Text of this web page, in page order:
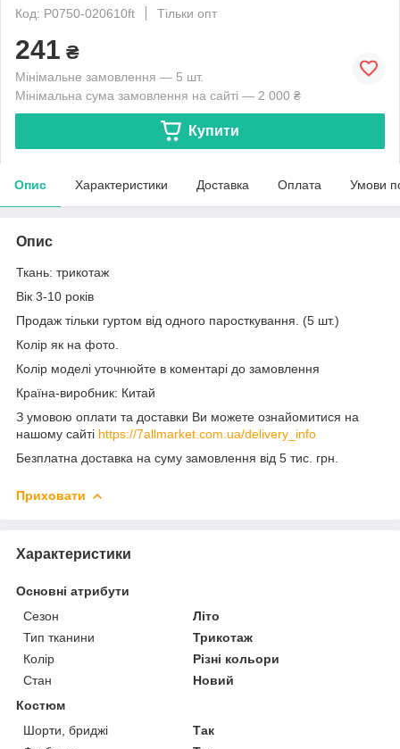
Код: P0750-020610ft
Тільки опт
241 ₴
Мінімальне замовлення — 5 шт.
Мінімальна сума замовлення на сайті — 2 000 ₴
Купити
Опис Характеристики Доставка Оплата Умови
Опис
Ткань: трикотаж
Вік 3-10 років
Продаж тільки гуртом від одного паросткування. (5 шт.)
Колір як на фото.
Колір моделі уточнюйте в коментарі до замовлення
Країна-виробник: Китай
З умовою оплати та доставки Ви можете ознайомитися на
нашому сайті https://7allmarket.com.ua/delivery_info
Безплатна доставка на суму замовлення від 5 тис. грн.
Приховати
Характеристики
Основні атрибути
Сезон
Літо
Тип тканини
Трикотаж
Колір
Різні кольори
Стан
Новий
Костюм
Шорти, бриджі
Так